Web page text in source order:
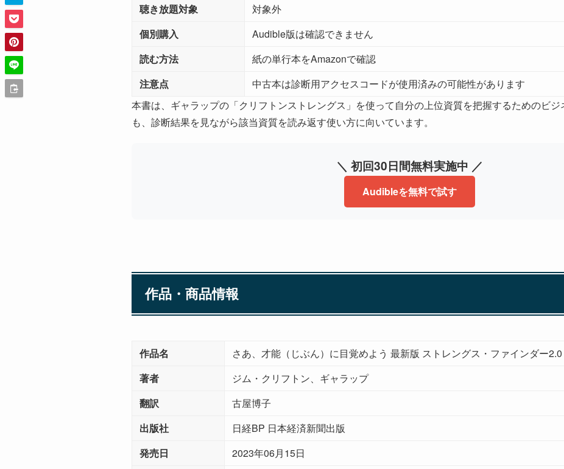
聴き放題対象
対象外
個別購入
Audible版は確認できません
読む方法
紙の単行本をAmazonで確認
注意点
中古本は診断用アクセスコードが使用済みの可能性があります
本書は、ギャラップの「クリフトンストレングス」を使って自分の上位資質を把握するためのビジ
も、診断結果を見ながら該当資質を読み返す使い方に向いています。
＼ 初回30日間無料実施中 ／
Audibleを無料で試す
作品・商品情報
作品名
さあ、才能（じぶん）に目覚めよう 最新版 ストレングス・ファインダー2.0
著者
ジム・クリフトン、ギャラップ
翻訳
古屋博子
出版社
日経BP 日本経済新聞出版
発売日
2023年06月15日